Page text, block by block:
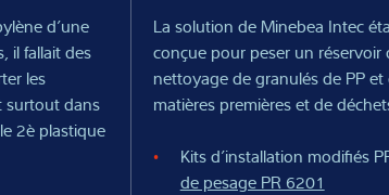
d’une
il fallait des
les
surtout dans
2è plastique
La solution de Minebea Intec
conçue pour peser un
nettoyage de granulés de PP
matières premières et de
Kits d’installation modifiés
de pesage PR 6201